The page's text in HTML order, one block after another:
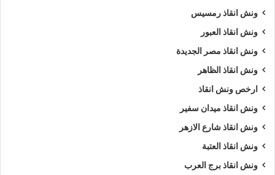
ونش انقاذ رمسيس
ونش انقاذ العبور
ونش انقاذ مصر الجديدة
ونش انقاذ الظاهر
ارخص ونش انقاذ
ونش انقاذ ميدان سفير
ونش انقاذ شارع الازهر
ونش انقاذ العتبة
ونش انقاذ برج العرب